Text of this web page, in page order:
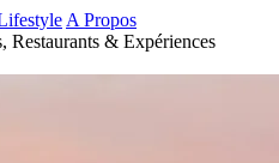
A Propos
& Expériences